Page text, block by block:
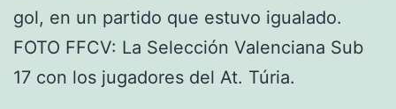
gol, en un partido que estuvo igualado.
FOTO FFCV: La Selección Valenciana Sub
17 con los jugadores del At. Túria.